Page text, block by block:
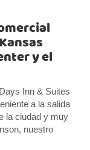
y el
Inn & Suites
a la salida
la ciudad y muy
nuestro